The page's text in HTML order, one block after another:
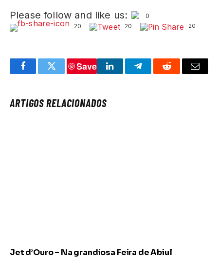
Please follow and like us:
0
20
20 20
FacebookTwitter
Save
LinkedInTelegramReddit Email
ARTIGOS RELACIONADOS
Jet d’Ouro – Na grandiosa Feira de Abiul